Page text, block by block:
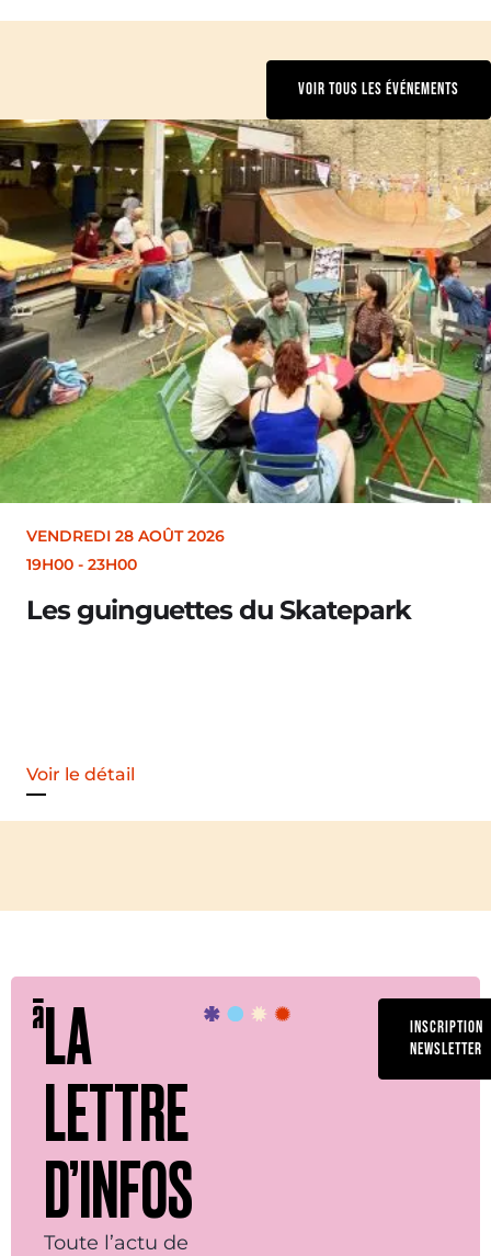
VOIR TOUS LES ÉVÉNEMENTS
VENDREDI 28 AOÛT 2026
19H00 - 23H00
Les guinguettes du Skatepark
Voir le détail
LA
LETTRE
D’INFOS
Toute l’actu de
INSCRIPTION
NEWSLETTER